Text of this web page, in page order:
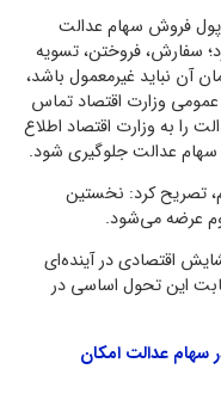
پول فروش سهام عدالت
سفارش، فروختن، تسویه
آن نباید غیرمعمول باشد،
عمومی وزارت اقتصاد تماس
را به وزارت اقتصاد اطلاع
سهام عدالت جلوگیری شود.
تصریح کرد: نخستین
اقتصادی در آینده‌ای
این تحول اساسی در
سهام عدالت امکان